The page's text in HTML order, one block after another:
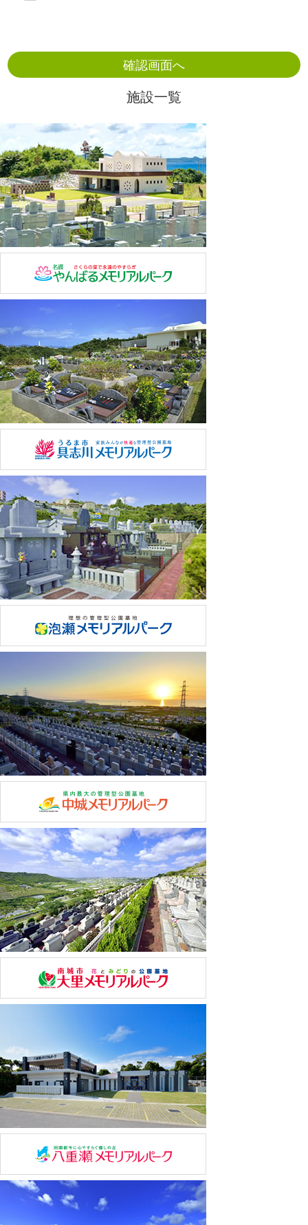
個人情報を取扱います。
当協会は、個人情報の利用目的を明確にし、その取扱い
す。保持する内容については、できる限り正確で最新の
当協会は、取得した個人情報の適正な管理のために、取
扱い責任者を任命し、その責任の所在をを明確に致しま
す。
当協会は、取得した個人情報の取扱い責任者および取扱
いに関わる者に対し、ガイドラインの周知徹底を行い、
その管理・監督を致します。また、外部に取得した情報
を委託する事は致しません。
当協会は、公的な各種の基準やガイドラインなどを参考
にしながら、個人情報の安全管理の対策や措置を実施致
します。
当協会は、個人情報の取扱いに関するお客様からのお問
合せ・ご相談などに適切に対応致します。
当協会は、個人情報の保護・管理に必要な対策や措置に
関して、継続的な改善を実施していきます。
当協会は、法令を遵守し、公安・警察・裁判所・その他
の正当な各種機関からの情報開示の申し出に対しては、
お客様への同意無しに、その要請や指示に従うものと致
します。
【２】安全管理に関する方針
公益財団法人沖縄県メモリアル整備協会（以下、当協会
適切に実行するように努めます。
当協会は、取得した個人情報に関して、技術的な各種の
保護方策、情報へのアクセス権限やその管理、情報の外
部持出しに対する物理的な制限の設置、不正な外部から
の情報アクセスを防止する方策、またセキュリティのチ
ェック体制を常に確認・改善する対策を徹底する事によ
って、不正なアクセス・情報漏えい・改ざん・消失・き
損等の防止に努めます。
情報をご提供いただいたご本人様からの利用目的の通
知、個人情報の開示・訂正・追加・削除についてのお申
し出がある場合は、適正に対処致します。当協会の営業
時間外の場合は、メールもしくはFAXにてご連絡願いま
す。ご本人からのお申し出に対して、当協会が規定する
書面をFAXにて受付・回答するものとします。
但し、ご本人もしくは代理人であることを確認できる書
面が別途必要です。これは不正な開示請求等を防ぐため
の処置です。また、お客様側の手続きに関わる費用（着
払いやコレクトコールなどの費用がかかるもの）につい
て当協会はその一切の債務を負いません。以上を予めご
了承の上、ご利用をいただくものとします。
郵送などに必要な費用について 事務処理の都合上、証
明書などの取得費用や郵送料金が必要な場合は、
その全費用をお客様に請求いたします。当協会指定振込
先に入金を確認した時点で、速やかに事務処理、郵送処
理をいたします。
【３】個人情報に関する安全管理上の改定処置について
当協会は「個人情報の取扱いについて」の内容を改定す
る場合があります。その際は、本ページに内容を反映し
公表するものと致します。
平成24年10月1日
施設一覧